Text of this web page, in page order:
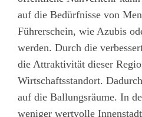
auf die Bedürfnisse von
Führerschein, wie Azubis
werden. Durch die
die Attraktivität dieser
Wirtschaftsstandort.
auf die Ballungsräume. In
weniger wertvolle